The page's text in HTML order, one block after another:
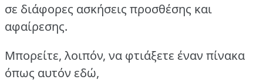
σε διάφορες ασκήσεις προσθέσης και
αφαίρεσης.
Μπορείτε, λοιπόν, να φτιάξετε έναν πίνακα
όπως αυτόν εδώ,